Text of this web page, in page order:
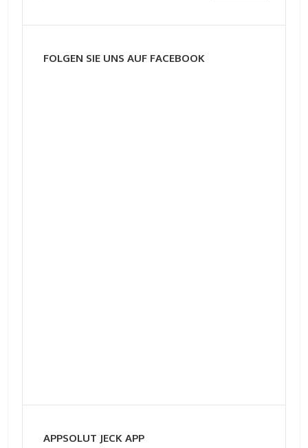
FOLGEN SIE UNS AUF FACEBOOK
APPSOLUT JECK APP